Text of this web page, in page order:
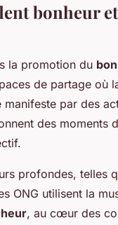
bonheur
la promotion du
de partage où
manifeste par des
des moments
profondes, telles
ONG utilisent la
, au cœur des